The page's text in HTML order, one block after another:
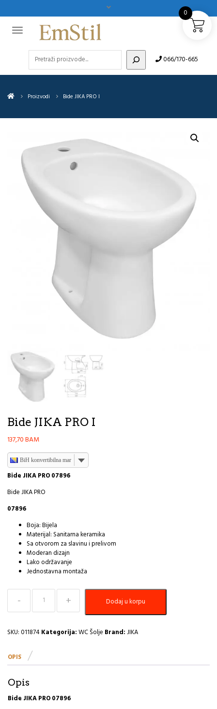
066/170-665
Proizvodi Bide JIKA PRO I
Bide JIKA PRO I
137,70BAM
BiH konvertibilna marka
Bide JIKA PRO 07896
Bide JIKA PRO
07896
Boja: Bijela
Materijal: Sanitarna keramika
Sa otvorom za slavinu i prelivom
Moderan dizajn
Lako održavanje
Jednostavna montaža
Bide
JIKA
PRO
količina
Dodaj u korpu
SKU:011874Kategorija:WC Šolje Brand:JIKA
OPIS
Opis
Bide JIKA PRO 07896
0